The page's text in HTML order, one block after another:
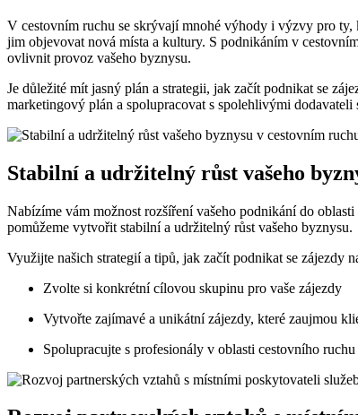
V cestovním ruchu se skrývají mnohé výhody i výzvy pro
jim objevovat nová místa a kultury. S podnikáním v
ovlivnit provoz vašeho byznysu.
Je důležité mít jasný plán a strategii, jak začít podnikat se
marketingový plán a spolupracovat s spolehlivými dodavateli
Stabilní a udržitelný růst vašeho
Nabízíme vám možnost rozšíření vašeho podnikání do
pomůžeme vytvořit stabilní a udržitelný růst vašeho byznysu.
Využijte našich strategií a tipů, jak začít podnikat se zájezdy
Zvolte si konkrétní cílovou skupinu pro vaše zájezdy
Vytvořte zajímavé a unikátní zájezdy, které zaujmou
Spolupracujte s profesionály v oblasti cestovního